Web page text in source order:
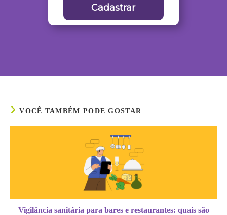
Cadastrar
VOCÊ TAMBÉM PODE GOSTAR
Vigilância sanitária para bares e restaurantes: quais são